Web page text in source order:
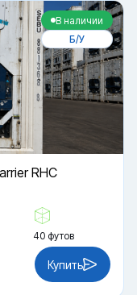
В наличии
Б/У
RHC
40 футов
Купить